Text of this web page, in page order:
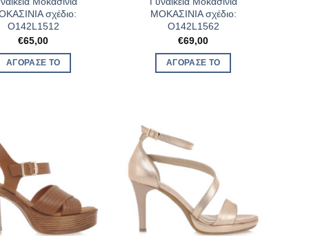
σχέδιο:
O142L1512
€65,00
ΑΓΌΡΑΣΈ ΤΟ
ΜΟΚΑΣΙΝΙΑ σχέδιο:
O142L1562
€69,00
ΑΓΌΡΑΣΈ ΤΟ